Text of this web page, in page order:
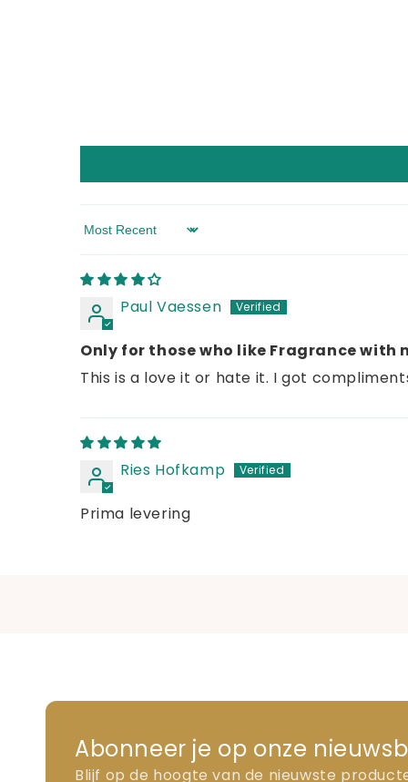
Sort by
Paul Vaessen
Only for those who like Fragrance with
This is a love it or hate it. I got
Ries Hofkamp
Prima levering
Abonneer je op onze
Blijf op de hoogte van de nieuwste